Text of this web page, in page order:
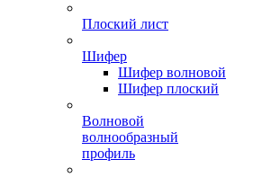
Плоский лист
Шифер
Шифер волновой
Шифер плоский
Волновой
волнообразный
профиль